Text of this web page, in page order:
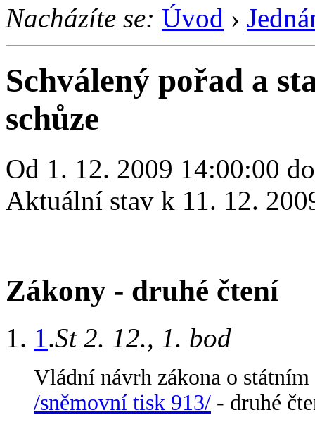
Nacházíte se: Úvod ›
Schválený pořad a
schůze
Od 1. 12. 2009 14:00:00
Aktuální stav k 11. 12.
Zákony - druhé čtení
1 .St 2. 12., 1. bod
Vládní návrh zákona o
/sněmovní tisk 913/ - druhé